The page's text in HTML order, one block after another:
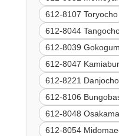
612-8107 Toryocho
612-8044
612-8039
612-8047
612-8221 Danjocho
612-8106
612-8048
612-8054